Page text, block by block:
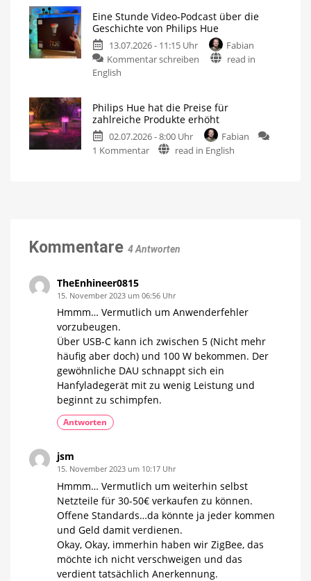
kaufen
15
sparen
5.71:
Verbesserungen
für
MotionAware
Eine Stunde Video-Podcast über die
Geschichte von Philips Hue
13.07.2026 - 11:15 Uhr
Fabian
Kommentar schreiben
zu
Podcast
über
die
Geschichte
read in
English
Philips Hue hat die Preise für
zahlreiche Produkte erhöht
02.07.2026 - 8:00 Uhr
Fabian
1 Kommentarzu
Produkte
15
Euro
read in English
Kommentare 4 Antworten
TheEnhineer0815
15. November 2023 um 06:56 Uhr
Hmmm… Vermutlich um Anwenderfehler
vorzubeugen.
Über USB-C kann ich zwischen 5 (Nicht mehr
häufig aber doch) und 100 W bekommen. Der
gewöhnliche DAU schnappt sich ein
Hanfyladegerät mit zu wenig Leistung und
beginnt zu schimpfen.
Antworten
jsm
15. November 2023 um 10:17 Uhr
Hmmm… Vermutlich um weiterhin selbst
Netzteile für 30-50€ verkaufen zu können.
Offene Standards…da könnte ja jeder kommen
und Geld damit verdienen.
Okay, Okay, immerhin haben wir ZigBee, das
möchte ich nicht verschweigen und das
verdient tatsächlich Anerkennung.